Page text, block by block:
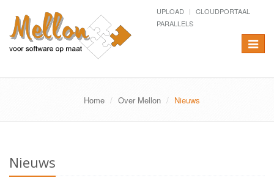
UPLOAD
CLOUDPORTAAL
PARALLELS
Toggle
Home Over Mellon Nieuws
Nieuws